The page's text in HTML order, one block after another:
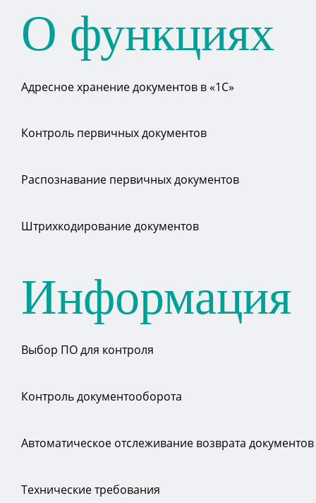
О функциях
Адресное хранение документов в «1С»
Контроль первичных документов
Распознавание первичных документов
Штрихкодирование документов
Информация
Выбор ПО для контроля
Контроль документооборота
Автоматическое отслеживание возврата документов
Технические требования